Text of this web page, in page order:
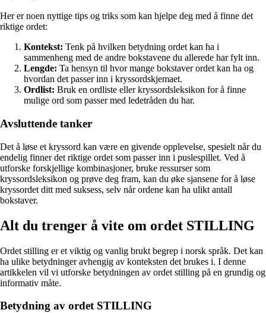
Her er noen nyttige tips og triks som kan hjelpe deg med å finne det
riktige ordet:
Kontekst: Tenk på hvilken betydning ordet kan ha i
sammenheng med de andre bokstavene du allerede har fylt inn.
Lengde: Ta hensyn til hvor mange bokstaver ordet kan ha og
hvordan det passer inn i kryssordskjemaet.
Ordlist: Bruk en ordliste eller kryssordsleksikon for å finne
mulige ord som passer med ledetråden du har.
Avsluttende tanker
Det å løse et kryssord kan være en givende opplevelse, spesielt når du
endelig finner det riktige ordet som passer inn i puslespillet. Ved å
utforske forskjellige kombinasjoner, bruke ressurser som
kryssordsleksikon og prøve deg fram, kan du øke sjansene for å løse
kryssordet ditt med suksess, selv når ordene kan ha ulikt antall
bokstaver.
Alt du trenger å vite om ordet STILLING
Ordet stilling er et viktig og vanlig brukt begrep i norsk språk. Det kan
ha ulike betydninger avhengig av konteksten det brukes i. I denne
artikkelen vil vi utforske betydningen av ordet stilling på en grundig og
informativ måte.
Betydning av ordet STILLING